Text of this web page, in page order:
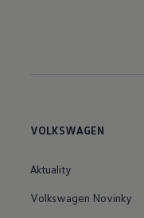
VOLKSWAGEN
Aktuality
Volkswagen Novinky